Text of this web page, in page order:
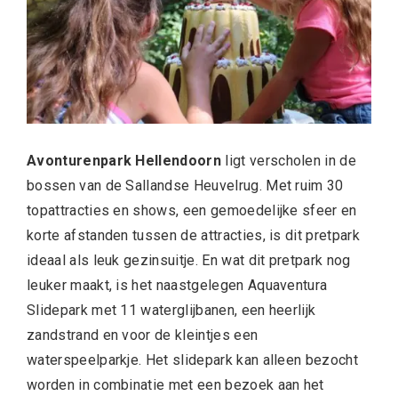
Avonturenpark Hellendoorn ligt verscholen in de
bossen van de Sallandse Heuvelrug. Met ruim 30
topattracties en shows, een gemoedelijke sfeer en
korte afstanden tussen de attracties, is dit pretpark
ideaal als leuk gezinsuitje. En wat dit pretpark nog
leuker maakt, is het naastgelegen Aquaventura
Slidepark met 11 waterglijbanen, een heerlijk
zandstrand en voor de kleintjes een
waterspeelparkje. Het slidepark kan alleen bezocht
worden in combinatie met een bezoek aan het